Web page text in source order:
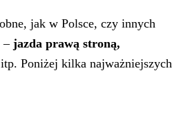
jak w Polsce, czy innych
– jazda prawą stroną,
itp. Poniżej kilka najważniejszych